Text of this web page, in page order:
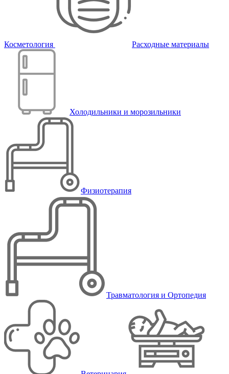
Косметология Расходные материалы
Холодильники и морозильники
Физиотерапия
Травматология и Ортопедия